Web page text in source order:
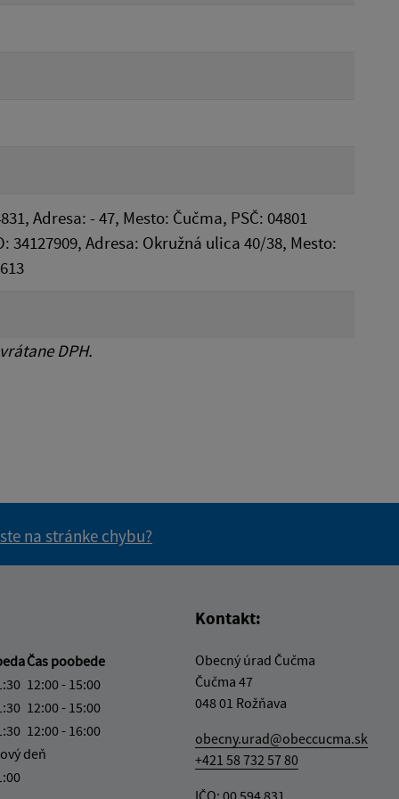
Adresa: - 47, Mesto: Čučma, PSČ: 04801
34127909, Adresa: Okružná ulica 40/38, Mesto:
DPH.
na stránke chybu?
Čas poobede
12:00 - 15:00
12:00 - 15:00
12:00 - 16:00
deň
Kontakt:
Obecný úrad Čučma
Čučma 47
048 01 Rožňava
obecny.urad@obeccucma.sk
+421 58 732 57 80
IČO: 00 594 831